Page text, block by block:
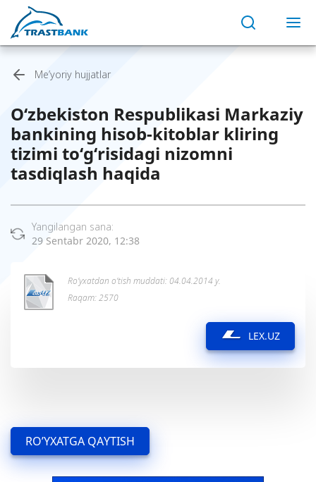
Me’yoriy hujjatlar
O‘zbekiston Respublikasi Markaziy
bankining hisob-kitoblar kliring
tizimi to‘g‘risidagi nizomni
tasdiqlash haqida
Yangilangan sana:
29 Sentabr 2020, 12:38
Ro’yxatdan o’tish muddati: 04.04.2014 y.
Raqam: 2570
LEX.UZ
RO’YXATGA QAYTISH